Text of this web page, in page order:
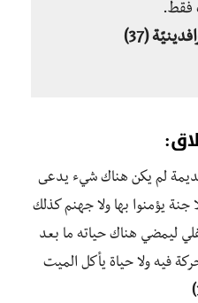
(37)
لم يكن هناك شيء يدعى
جنة يؤمنوا بها ولا جهنم كذلك
ليمضي هناك حياته ما بعد
فيه ولا حياة يأكل الميت